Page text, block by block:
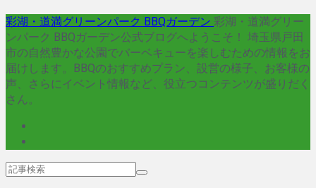
彩湖・道満グリーンパーク BBQガーデン 彩湖・道満グリー
ンパーク BBQガーデン公式ブログへようこそ！ 埼玉県戸田
市の自然豊かな公園でバーベキューを楽しむための情報をお
届けします。BBQのおすすめプラン、設営の様子、お客様の
声、さらにイベント情報など、役立つコンテンツが盛りだく
さん。